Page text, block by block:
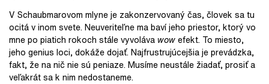
V Schaubmarovom mlyne je zakonzervovaný čas, človek sa tu
ocitá v inom svete. Neuveriteľne ma baví jeho priestor, ktorý vo
mne po piatich rokoch stále vyvoláva wowefekt. To miesto,
jeho genius loci, dokáže dojať. Najfrustrujúcejšia je prevádzka,
fakt, že na nič nie sú peniaze. Musíme neustále žiadať, prosiť a
veľakrát sa k nim nedostaneme.